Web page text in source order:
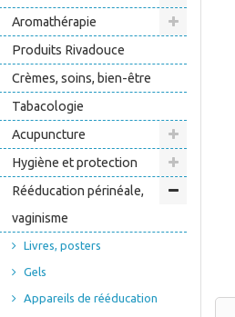
Aromathérapie
Produits Rivadouce
Crèmes, soins, bien-être
Tabacologie
Acupuncture
Hygiène et protection
Rééducation périnéale,
vaginisme
Livres, posters
Gels
Appareils de rééducation